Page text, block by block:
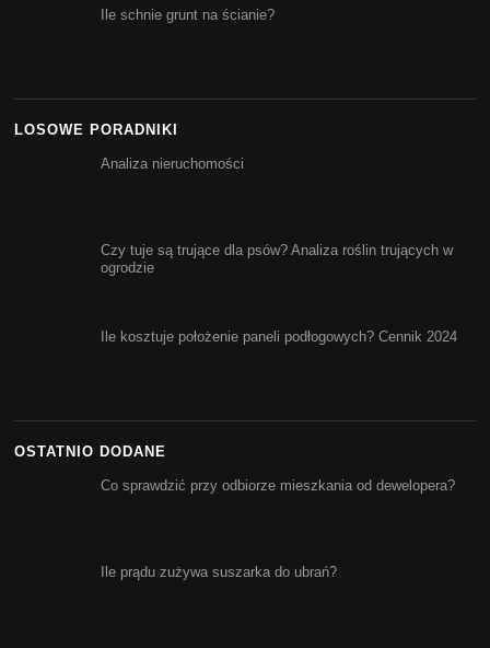
Ile schnie grunt na ścianie?
LOSOWE PORADNIKI
Analiza nieruchomości
Czy tuje są trujące dla psów? Analiza roślin trujących w
ogrodzie
Ile kosztuje położenie paneli podłogowych? Cennik 2024
OSTATNIO DODANE
Co sprawdzić przy odbiorze mieszkania od dewelopera?
Ile prądu zużywa suszarka do ubrań?